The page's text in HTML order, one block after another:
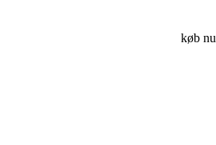
køb nu